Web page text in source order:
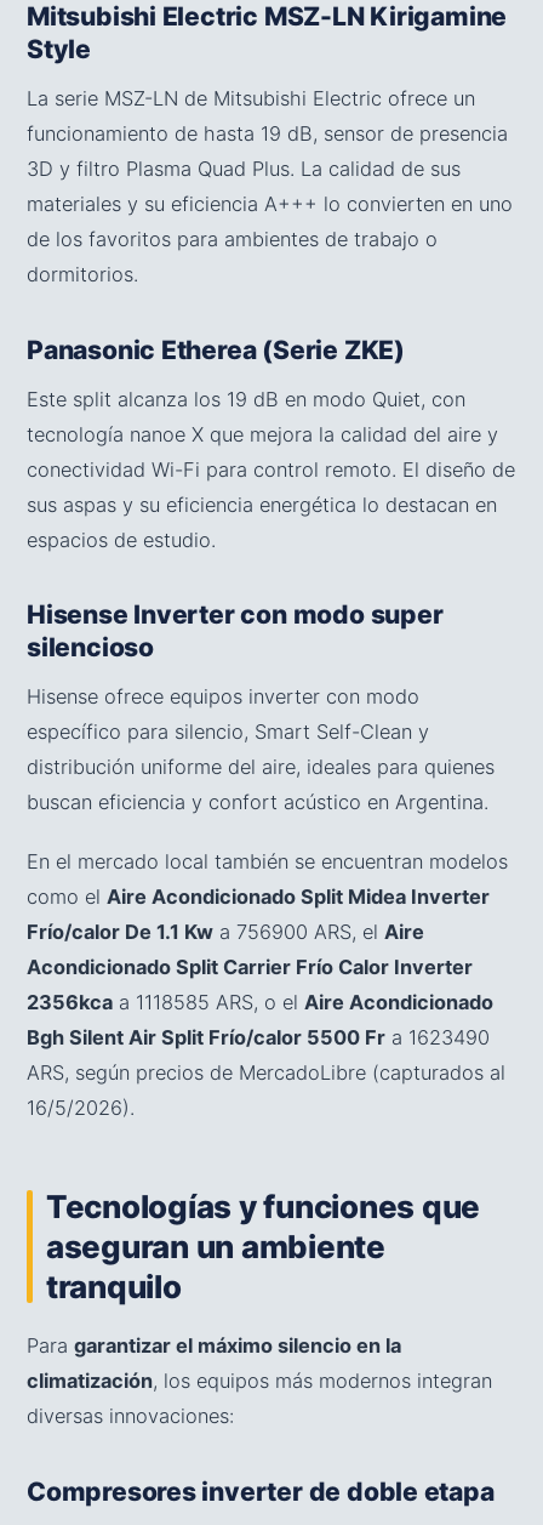
Mitsubishi Electric MSZ-LN Kirigamine
Style
La serie MSZ-LN de Mitsubishi Electric ofrece un
funcionamiento de hasta 19 dB, sensor de presencia
3D y filtro Plasma Quad Plus. La calidad de sus
materiales y su eficiencia A+++ lo convierten en uno
de los favoritos para ambientes de trabajo o
dormitorios.
Panasonic Etherea (Serie ZKE)
Este split alcanza los 19 dB en modo Quiet, con
tecnología nanoe X que mejora la calidad del aire y
conectividad Wi-Fi para control remoto. El diseño de
sus aspas y su eficiencia energética lo destacan en
espacios de estudio.
Hisense Inverter con modo super
silencioso
Hisense ofrece equipos inverter con modo
específico para silencio, Smart Self-Clean y
distribución uniforme del aire, ideales para quienes
buscan eficiencia y confort acústico en Argentina.
En el mercado local también se encuentran modelos
como el Aire Acondicionado Split Midea Inverter
Frío/calor De 1.1 Kw a 756900 ARS, el Aire
Acondicionado Split Carrier Frío Calor Inverter
2356kca a 1118585 ARS, o el Aire Acondicionado
Bgh Silent Air Split Frío/calor 5500 Fr a 1623490
ARS, según precios de MercadoLibre (capturados al
16/5/2026).
Tecnologías y funciones que
aseguran un ambiente
tranquilo
Para garantizar el máximo silencio en la
climatización, los equipos más modernos integran
diversas innovaciones:
Compresores inverter de doble etapa